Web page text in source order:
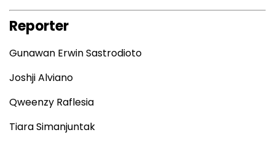
Reporter
Gunawan Erwin Sastrodioto
Joshji Alviano
Qweenzy Raflesia
Tiara Simanjuntak